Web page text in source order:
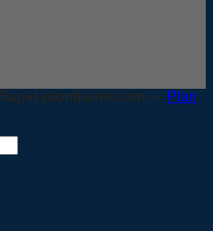
Rapid-plomberie.com — Plan